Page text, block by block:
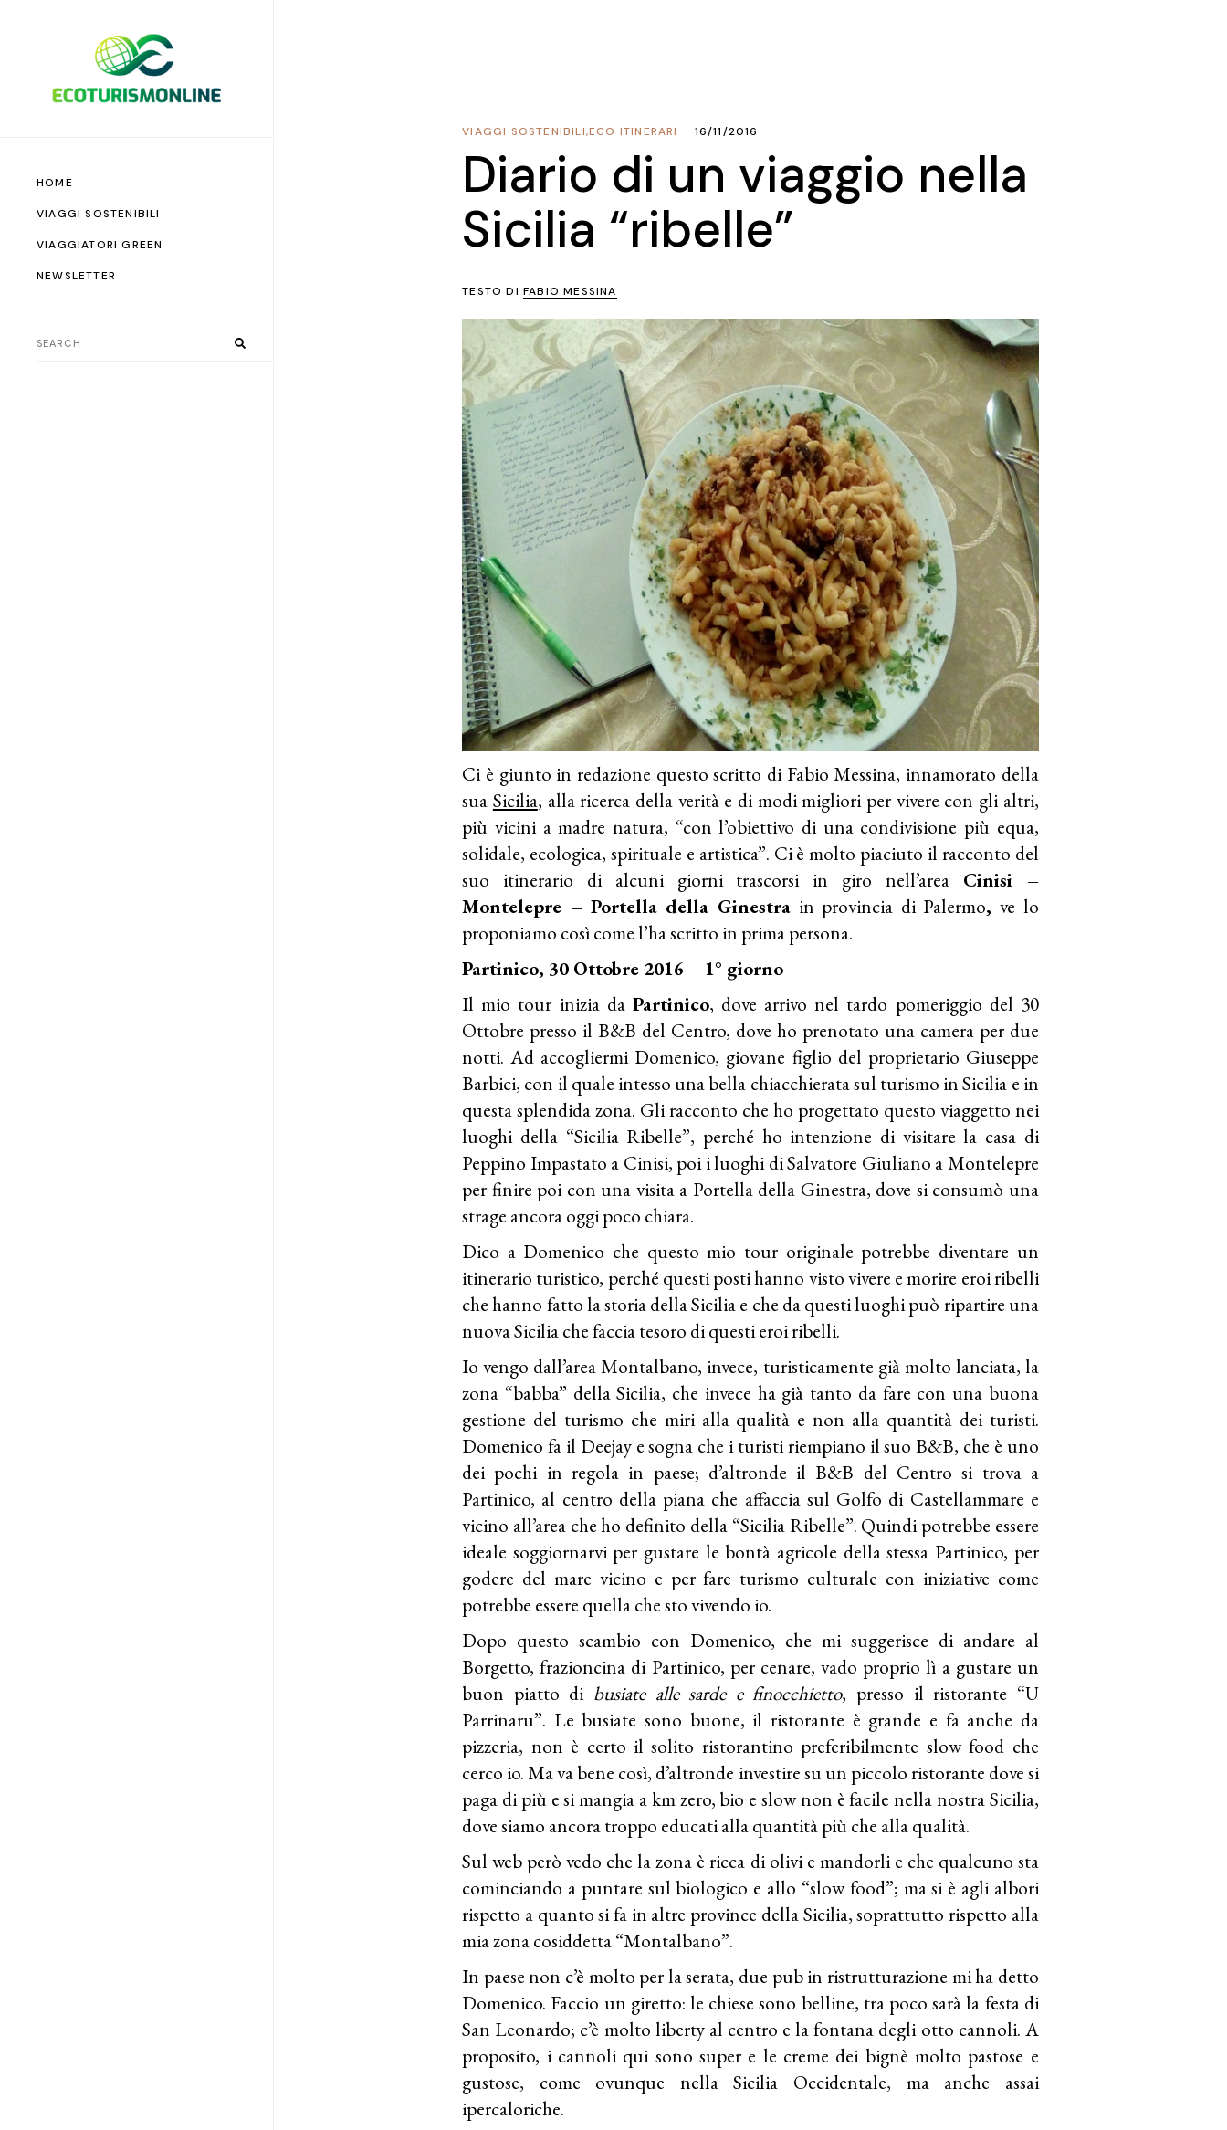
HOME
VIAGGI SOSTENIBILI
VIAGGIATORI GREEN
NEWSLETTER
ECO ITINERARI
,
VIAGGI SOSTENIBILI 16/11/2016
Diario di un viaggio nella
Sicilia “ribelle”
TESTO DI FABIO MESSINA
Ci è giunto in redazione questo scritto di Fabio Messina, innamorato della
sua Sicilia, alla ricerca della verità e di modi migliori per vivere con gli altri,
più vicini a madre natura, “con l’obiettivo di una condivisione più equa,
solidale, ecologica, spirituale e artistica”. Ci è molto piaciuto il racconto del
suo itinerario di alcuni giorni trascorsi in giro nell’area Cinisi –
Montelepre – Portella della Ginestra in provincia di Palermo,ve lo
proponiamo così come l’ha scritto in prima persona.
Partinico, 30 Ottobre 2016 – 1° giorno
Il mio tour inizia da Partinico, dove arrivo nel tardo pomeriggio del 30
Ottobre presso il B&B del Centro, dove ho prenotato una camera per due
notti. Ad accogliermi Domenico, giovane figlio del proprietario Giuseppe
Barbici, con il quale intesso una bella chiacchierata sul turismo in Sicilia e in
questa splendida zona. Gli racconto che ho progettato questo viaggetto nei
luoghi della “Sicilia Ribelle”, perché ho intenzione di visitare la casa di
Peppino Impastato a Cinisi, poi i luoghi di Salvatore Giuliano a Montelepre
per finire poi con una visita a Portella della Ginestra, dove si consumò una
strage ancora oggi poco chiara.
Dico a Domenico che questo mio tour originale potrebbe diventare un
itinerario turistico, perché questi posti hanno visto vivere e morire eroi ribelli
che hanno fatto la storia della Sicilia e che da questi luoghi può ripartire una
nuova Sicilia che faccia tesoro di questi eroi ribelli.
Io vengo dall’area Montalbano, invece, turisticamente già molto lanciata, la
zona “babba” della Sicilia, che invece ha già tanto da fare con una buona
gestione del turismo che miri alla qualità e non alla quantità dei turisti.
Domenico fa il Deejay e sogna che i turisti riempiano il suo B&B, che è uno
dei pochi in regola in paese; d’altronde il B&B del Centro si trova a
Partinico, al centro della piana che affaccia sul Golfo di Castellammare e
vicino all’area che ho definito della “Sicilia Ribelle”. Quindi potrebbe essere
ideale soggiornarvi per gustare le bontà agricole della stessa Partinico, per
godere del mare vicino e per fare turismo culturale con iniziative come
potrebbe essere quella che sto vivendo io.
Dopo questo scambio con Domenico, che mi suggerisce di andare al
Borgetto, frazioncina di Partinico, per cenare, vado proprio lì a gustare un
buon piatto di busiate alle sarde e finocchietto, presso il ristorante “U
Parrinaru”. Le busiate sono buone, il ristorante è grande e fa anche da
pizzeria, non è certo il solito ristorantino preferibilmente slow food che
cerco io. Ma va bene così, d’altronde investire su un piccolo ristorante dove si
paga di più e si mangia a km zero, bio e slow non è facile nella nostra Sicilia,
dove siamo ancora troppo educati alla quantità più che alla qualità.
Sul web però vedo che la zona è ricca di olivi e mandorli e che qualcuno sta
cominciando a puntare sul biologico e allo “slow food”; ma si è agli albori
rispetto a quanto si fa in altre province della Sicilia, soprattutto rispetto alla
mia zona cosiddetta “Montalbano”.
In paese non c’è molto per la serata, due pub in ristrutturazione mi ha detto
Domenico. Faccio un giretto: le chiese sono belline, tra poco sarà la festa di
San Leonardo; c’è molto liberty al centro e la fontana degli otto cannoli. A
proposito, i cannoli qui sono super e le creme dei bignè molto pastose e
gustose, come ovunque nella Sicilia Occidentale, ma anche assai
ipercaloriche.